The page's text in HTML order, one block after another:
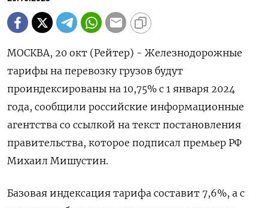
МОСКВА, 20 окт (Рейтер) - Железнодорожные
тарифы на перевозку грузов будут
проиндексированы на 10,75% с 1 января 2024
года, сообщили российские информационные
агентства со ссылкой на текст постановления
правительства, которое подписал премьер РФ
Михаил Мишустин.
Базовая индексация тарифа составит 7,6%, а с